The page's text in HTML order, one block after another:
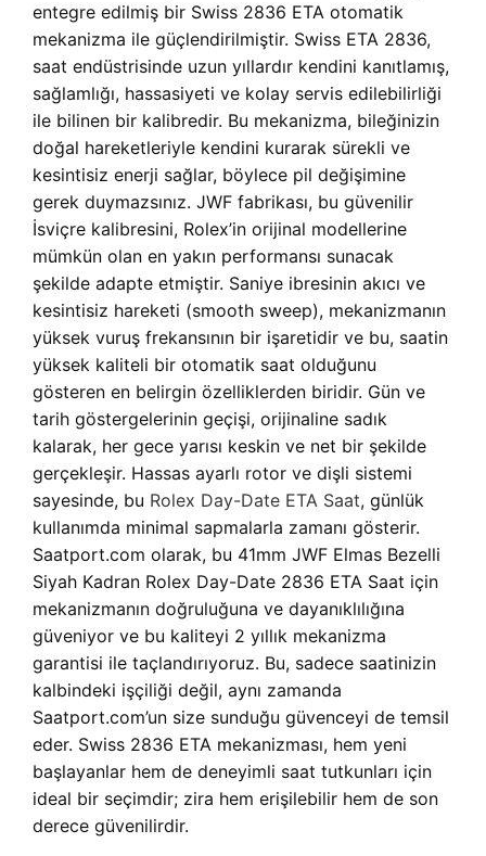
entegre edilmiş bir Swiss 2836 ETA otomatik
mekanizma ile güçlendirilmiştir. Swiss ETA 2836,
saat endüstrisinde uzun yıllardır kendini kanıtlamış,
sağlamlığı, hassasiyeti ve kolay servis edilebilirliği
ile bilinen bir kalibredir. Bu mekanizma, bileğinizin
doğal hareketleriyle kendini kurarak sürekli ve
kesintisiz enerji sağlar, böylece pil değişimine
gerek duymazsınız. JWF fabrikası, bu güvenilir
İsviçre kalibresini, Rolex’in orijinal modellerine
mümkün olan en yakın performansı sunacak
şekilde adapte etmiştir. Saniye ibresinin akıcı ve
kesintisiz hareketi (smooth sweep), mekanizmanın
yüksek vuruş frekansının bir işaretidir ve bu, saatin
yüksek kaliteli bir otomatik saat olduğunu
gösteren en belirgin özelliklerden biridir. Gün ve
tarih göstergelerinin geçişi, orijinaline sadık
kalarak, her gece yarısı keskin ve net bir şekilde
gerçekleşir. Hassas ayarlı rotor ve dişli sistemi
sayesinde, bu Rolex Day-Date ETA Saat, günlük
kullanımda minimal sapmalarla zamanı gösterir.
Saatport.com olarak, bu 41mm JWF Elmas Bezelli
Siyah Kadran Rolex Day-Date 2836 ETA Saat için
mekanizmanın doğruluğuna ve dayanıklılığına
güveniyor ve bu kaliteyi 2 yıllık mekanizma
garantisi ile taçlandırıyoruz. Bu, sadece saatinizin
kalbindeki işçiliği değil, aynı zamanda
Saatport.com’un size sunduğu güvenceyi de temsil
eder. Swiss 2836 ETA mekanizması, hem yeni
başlayanlar hem de deneyimli saat tutkunları için
ideal bir seçimdir; zira hem erişilebilir hem de son
derece güvenilirdir.